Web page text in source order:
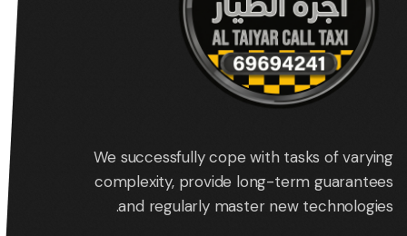
We successfully cope with tasks of varying
complexity, provide long-term guarantees
and regularly master new technologies.